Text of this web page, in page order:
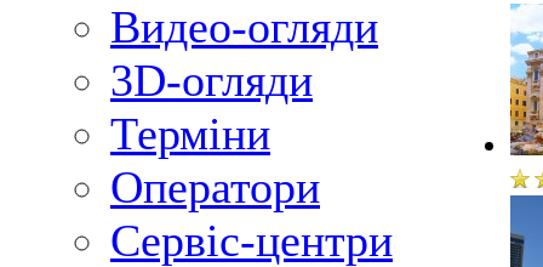
Видео-огляди
3D-огляди
Терміни
Оператори
Сервіс-центри